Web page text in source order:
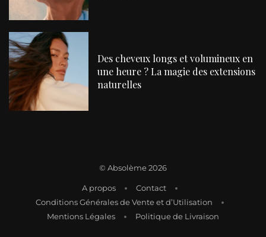
Des cheveux longs et volumineux en
une heure ? La magie des extensions
naturelles
© Absolème 2026
A propos
Contact
Conditions Générales de Vente et d’Utilisation
Mentions Légales
Politique de Livraison